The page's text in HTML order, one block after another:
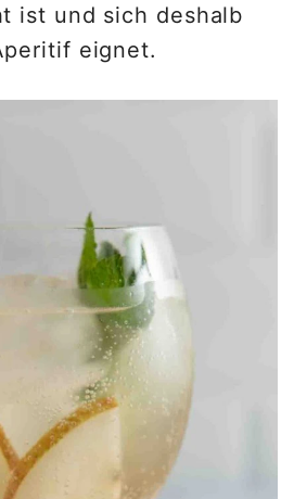
ist und sich deshalb
eignet.